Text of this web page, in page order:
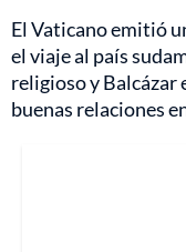
El Vaticano emitió
el viaje al país
religioso y Balcázar
buenas relaciones